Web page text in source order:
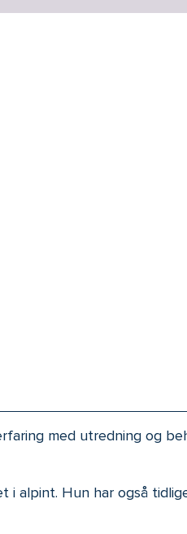
med utredning og
alpint. Hun har også